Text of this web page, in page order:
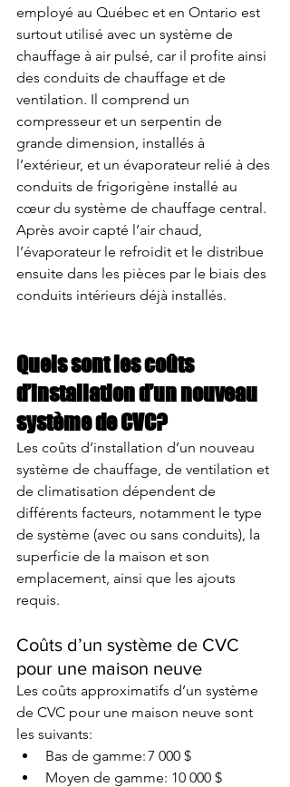
employé au Québec et en Ontario est
surtout utilisé avec un système de
chauffage à air pulsé, car il profite ainsi
des conduits de chauffage et de
ventilation. Il comprend un
compresseur et un serpentin de
grande dimension, installés à
l’extérieur, et un évaporateur relié à des
conduits de frigorigène installé au
cœur du système de chauffage central.
Après avoir capté l’air chaud,
l’évaporateur le refroidit et le distribue
ensuite dans les pièces par le biais des
conduits intérieurs déjà installés.
Quels sont les coûts
d’installation d’un nouveau
système de CVC?
Les coûts d’installation d’un nouveau
système de chauffage, de ventilation et
de climatisation dépendent de
différents facteurs, notamment le type
de système (avec ou sans conduits), la
superficie de la maison et son
emplacement, ainsi que les ajouts
requis.
Coûts d’un système de CVC
pour une maison neuve
Les coûts approximatifs d’un système
de CVC pour une maison neuve sont
les suivants:
Bas de gamme: 7 000 $
Moyen de gamme: 10 000 $